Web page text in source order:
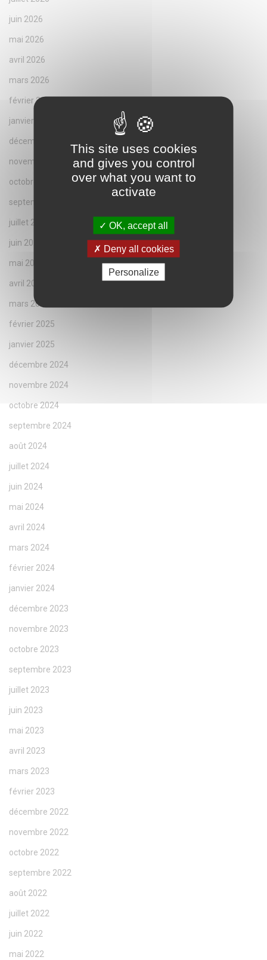
juin 2026
mai 2026
avril 2026
mars 2026
février 2026
janvier 2026
décembre 2025
novembre 2025
octobre 2025
septembre 2025
juillet 2025
juin 2025
mai 2025
avril 2025
mars 2025
février 2025
janvier 2025
décembre 2024
novembre 2024
octobre 2024
septembre 2024
août 2024
juillet 2024
juin 2024
mai 2024
avril 2024
mars 2024
février 2024
janvier 2024
décembre 2023
novembre 2023
octobre 2023
septembre 2023
juillet 2023
juin 2023
mai 2023
avril 2023
mars 2023
février 2023
décembre 2022
novembre 2022
octobre 2022
septembre 2022
août 2022
juillet 2022
juin 2022
mai 2022
This site uses cookies
and gives you control
over what you want to
activate
OK, accept all
Deny all cookies
Personalize